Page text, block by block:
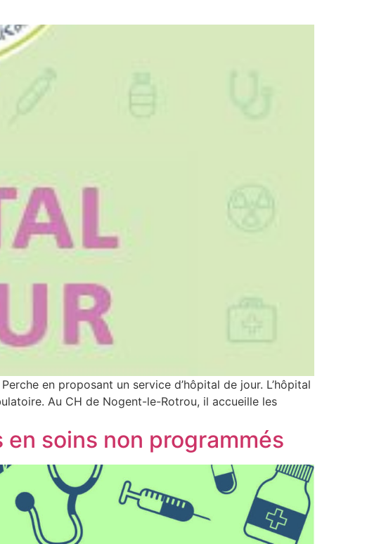
en proposant un service d’hôpital de jour. L’hôpital
Au CH de Nogent-le-Rotrou, il accueille les
soins non programmés